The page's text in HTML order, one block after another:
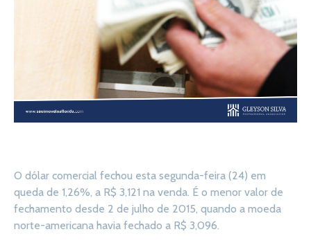
O dólar comercial fechou esta segunda-feira (24) em
queda de 1,26%, a R$ 3,121 na venda. É o menor valor de
fechamento desde 2 de julho de 2015, quando a moeda
norte-americana havia fechado a R$ 3,096.